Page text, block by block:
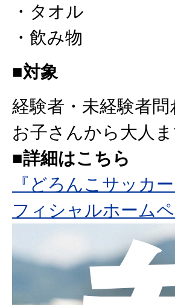
・タオル
・飲み物
■対象
経験者・未経験者
お子さんから大人
■詳細はこちら
『どろんこサッカ
フィシャルホーム